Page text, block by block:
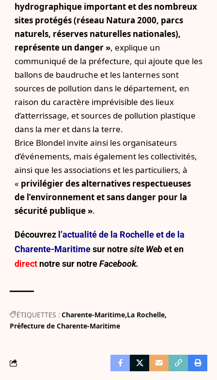
hydrographique important et des nombreux
sites protégés (réseau Natura 2000, parcs
naturels, réserves naturelles nationales),
représente un danger », explique un
communiqué de la préfecture, qui ajoute que les
ballons de baudruche et les lanternes sont
sources de pollution dans le département, en
raison du caractère imprévisible des lieux
d’atterrissage, et sources de pollution plastique
dans la mer et dans la terre.
Brice Blondel invite ainsi les organisateurs
d’événements, mais également les collectivités,
ainsi que les associations et les particuliers, à
« privilégier des alternatives respectueuses
de l’environnement et sans danger pour la
sécurité publique ».
Découvrez l’actualité de la Rochelle et de la
Charente-Maritimesur notresite Webet en
direct notre sur notreFacebook.
ÉTIQUETTES : Charente-Maritime La Rochelle
Préfecture de Charente-Maritime